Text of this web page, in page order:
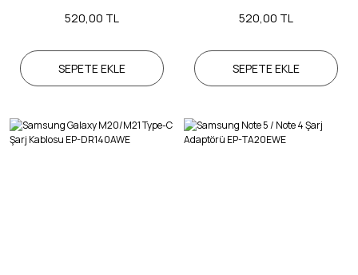
520,00 TL
SEPETE EKLE
520,00 TL
SEPETE EKLE